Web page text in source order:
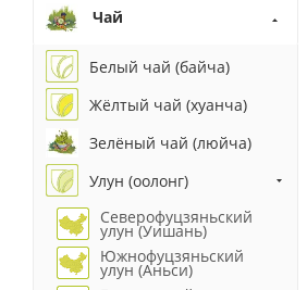
Чай
Белый чай (байча)
Жёлтый чай (хуанча)
Зелёный чай (люйча)
Улун (оолонг)
Северофуцзяньский
улун (Уишань)
Южнофуцзяньский
улун (Аньси)